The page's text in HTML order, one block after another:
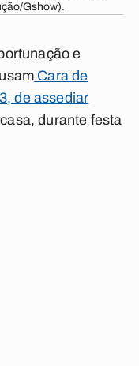
Gshow).
e
Cara de
de assediar
durante festa